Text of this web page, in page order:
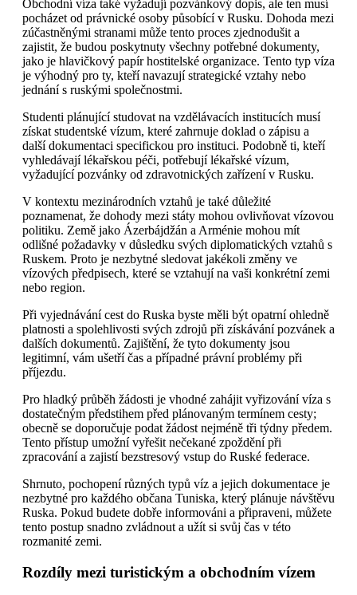
Obchodní víza také vyžadují pozvánkový dopis, ale ten musí
pocházet od právnické osoby působící v Rusku. Dohoda mezi
zúčastněnými stranami může tento proces zjednodušit a
zajistit, že budou poskytnuty všechny potřebné dokumenty,
jako je hlavičkový papír hostitelské organizace. Tento typ víza
je výhodný pro ty, kteří navazují strategické vztahy nebo
jednání s ruskými společnostmi.
Studenti plánující studovat na vzdělávacích institucích musí
získat studentské vízum, které zahrnuje doklad o zápisu a
další dokumentaci specifickou pro instituci. Podobně ti, kteří
vyhledávají lékařskou péči, potřebují lékařské vízum,
vyžadující pozvánky od zdravotnických zařízení v Rusku.
V kontextu mezinárodních vztahů je také důležité
poznamenat, že dohody mezi státy mohou ovlivňovat vízovou
politiku. Země jako Ázerbájdžán a Arménie mohou mít
odlišné požadavky v důsledku svých diplomatických vztahů s
Ruskem. Proto je nezbytné sledovat jakékoli změny ve
vízových předpisech, které se vztahují na vaši konkrétní zemi
nebo region.
Při vyjednávání cest do Ruska byste měli být opatrní ohledně
platnosti a spolehlivosti svých zdrojů při získávání pozvánek a
dalších dokumentů. Zajištění, že tyto dokumenty jsou
legitimní, vám ušetří čas a případné právní problémy při
příjezdu.
Pro hladký průběh žádosti je vhodné zahájit vyřizování víza s
dostatečným předstihem před plánovaným termínem cesty;
obecně se doporučuje podat žádost nejméně tři týdny předem.
Tento přístup umožní vyřešit nečekané zpoždění při
zpracování a zajistí bezstresový vstup do Ruské federace.
Shrnuto, pochopení různých typů víz a jejich dokumentace je
nezbytné pro každého občana Tuniska, který plánuje návštěvu
Ruska. Pokud budete dobře informováni a připraveni, můžete
tento postup snadno zvládnout a užít si svůj čas v této
rozmanité zemi.
Rozdíly mezi turistickým a obchodním vízem